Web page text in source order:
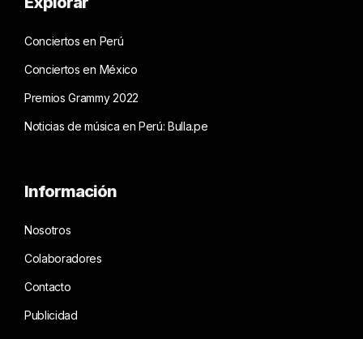
Conciertos en Perú
Conciertos en México
Premios Grammy 2022
Noticias de música en Perú: Bulla.pe
Información
Nosotros
Colaboradores
Contacto
Publicidad